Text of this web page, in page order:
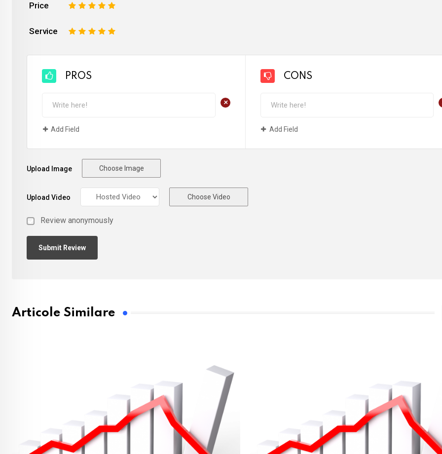
Price 5
4
3
2
Service 5
4
3
2
PROS
+
Add Field
CONS
Add Field
Upload Image Choose Image
Upload Video Choose Video
Review anonymously
Articole Similare